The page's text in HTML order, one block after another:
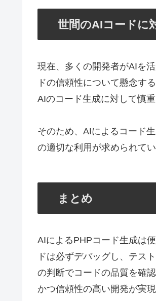
世間のAIコードに
現在、多くの開発者がAIを
ドの信頼性について懸念す
AIのコード生成に対して慎
そのため、AIによるコード
の適切な利用が求められてい
まとめ
AIによるPHPコード生成は
ドは必ずデバッグし、テス
の判断でコードの品質を確
かつ信頼性の高い開発が実